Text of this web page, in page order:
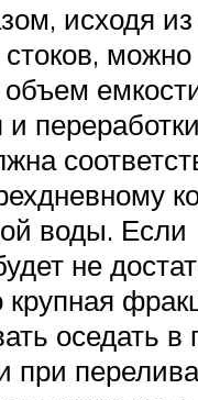
исходя
стоков, можно
объем
воды. Если
не
крупная
оседать в
при